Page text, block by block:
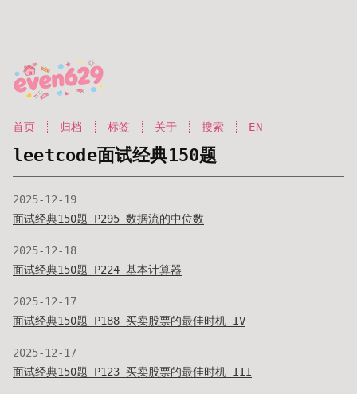
首页 归档 标签 关于 搜索 EN
leetcode面试经典150题
2025-12-19
面试经典150题 P295 数据流的中位数
2025-12-18
面试经典150题 P224 基本计算器
2025-12-17
面试经典150题 P188 买卖股票的最佳时机 IV
2025-12-17
面试经典150题 P123 买卖股票的最佳时机 III